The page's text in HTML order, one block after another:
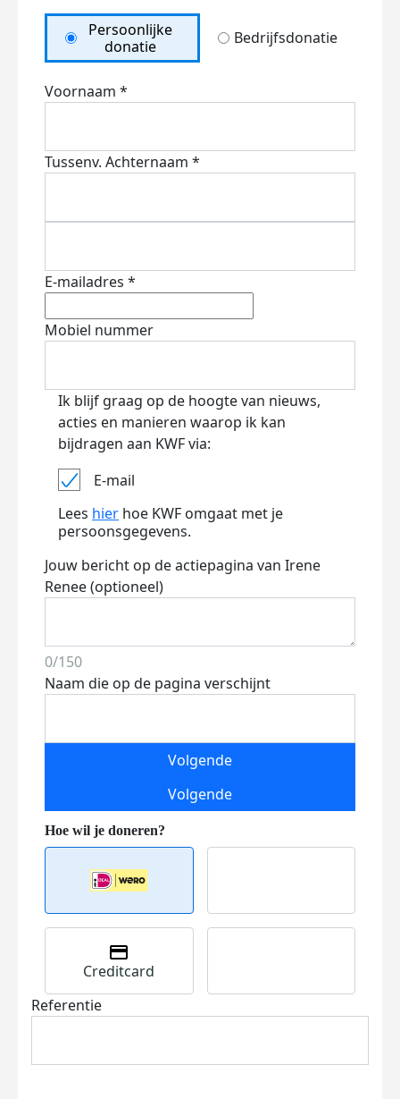
Persoonlijke
donatie
Bedrijfsdonatie
Voornaam *
Tussenv. Achternaam *
E-mailadres *
Mobiel nummer
Ik blijf graag op de hoogte van nieuws,
acties en manieren waarop ik kan
bijdragen aan KWF via:
E-mail
Lees hier hoe KWF omgaat met je
persoonsgegevens.
Jouw bericht op de actiepagina van Irene
Renee (optioneel)
0/150
Naam die op de pagina verschijnt
Volgende
Volgende
Creditcard
Referentie